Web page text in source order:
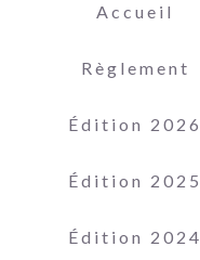
Accueil
Règlement
Édition 2026
Édition 2025
Édition 2024